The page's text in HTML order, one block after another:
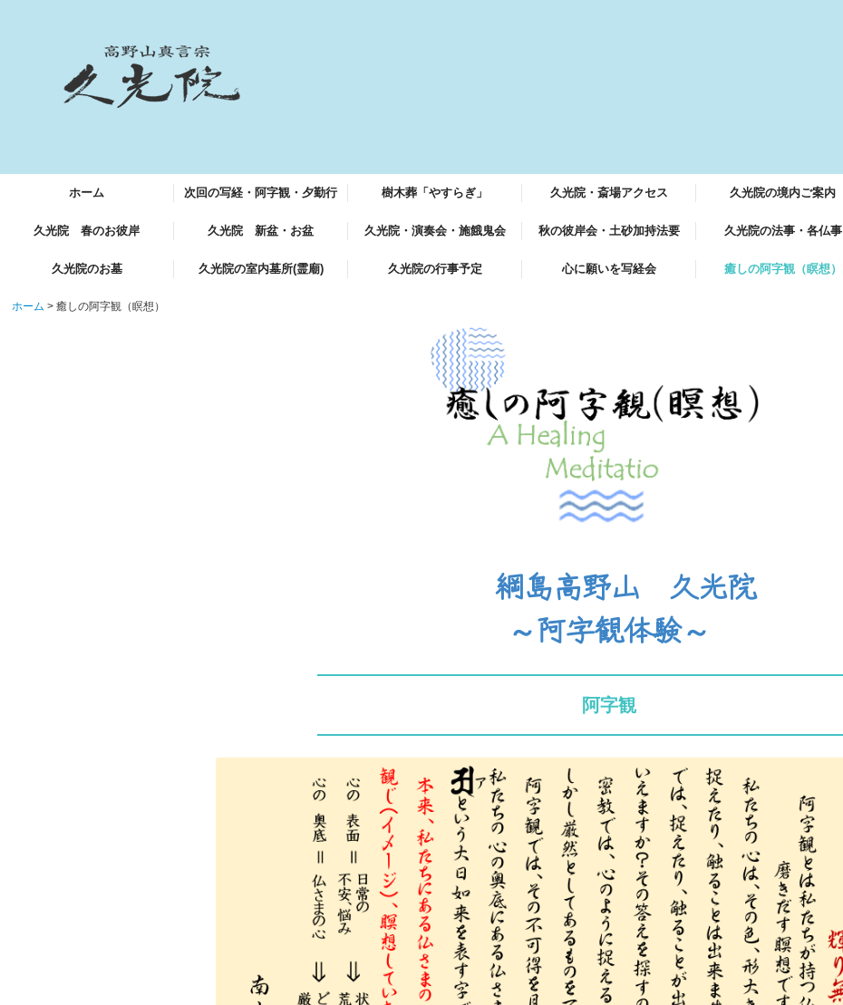
ホーム 次回の写経・阿字観・夕勤行 樹木葬「やすらぎ」 久光院・斎場アクセス 久光院の境内ご案内
久光院の拝観ご案内
久光院 春のお彼岸 久光院 新盆・お盆 久光院・演奏会・施餓鬼会 秋の彼岸会・土砂加持法要 久光院の法事・各仏事
久光院のお墓 久光院の室内墓所(霊廟) 久光院の行事予定 心に願いを写経会 癒しの阿字観（瞑想）
ホーム 癒しの阿字観（瞑想）
綱島高野山 久光院
～阿字観体験～
阿字観